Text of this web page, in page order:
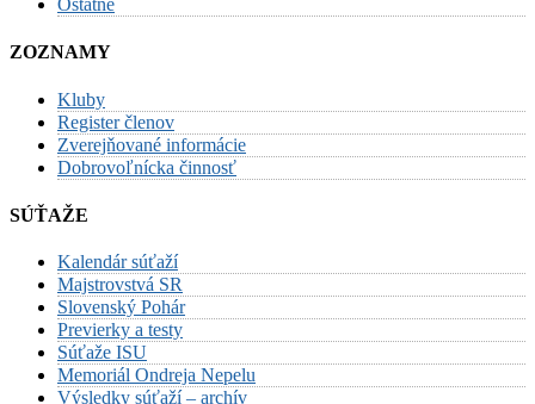
Ostatné
ZOZNAMY
Kluby
Register členov
Zverejňované informácie
Dobrovoľnícka činnosť
SÚŤAŽE
Kalendár súťaží
Majstrovstvá SR
Slovenský Pohár
Previerky a testy
Súťaže ISU
Memoriál Ondreja Nepelu
Výsledky súťaží – archív